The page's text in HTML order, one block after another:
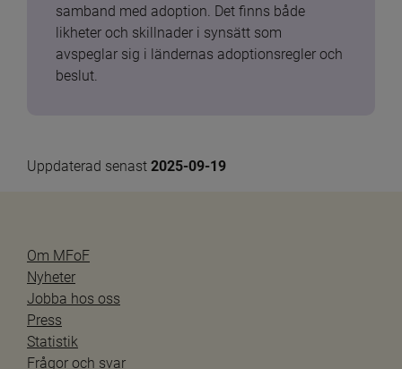
samband med adoption. Det finns både
likheter och skillnader i synsätt som
avspeglar sig i ländernas adoptionsregler och
beslut.
Uppdaterad senast 2025-09-19
Om MFoF
Nyheter
Jobba hos oss
Press
Statistik
Frågor och svar